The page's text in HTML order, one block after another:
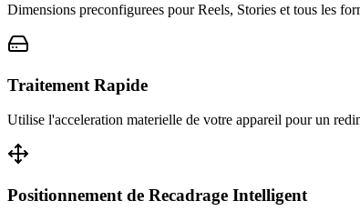
Dimensions preconfigurees pour Reels, Stories et tous les
Traitement Rapide
Utilise l'acceleration materielle de votre appareil pour un
Positionnement de Recadrage Intelligent